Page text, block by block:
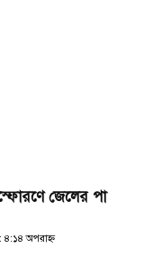
জেলের পা
অপরাহ্ণ